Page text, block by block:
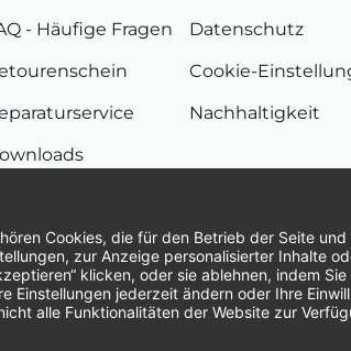
- Häufige Fragen
Datenschutz
Cookie-
Nachhaltigkeit